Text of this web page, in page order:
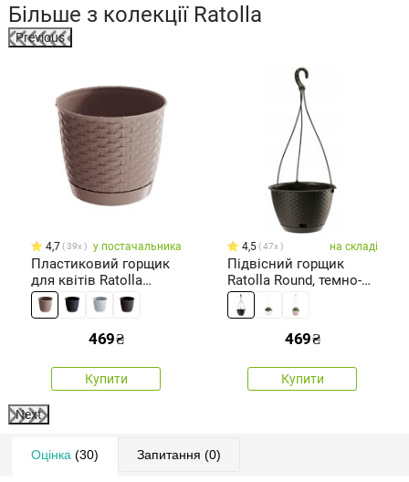
Більше з колекції Ratolla
Previous
4,7 39x у постачальника
Пластиковий горщик
для квітів Ratolla
Round бежевий, діам.
22 см
469₴
Купити
4,5 47x на складі
Підвісний горщик
Ratolla Round, темно-
коричневий
469₴
Купити
Next
Оцінка (30) Запитання (0)